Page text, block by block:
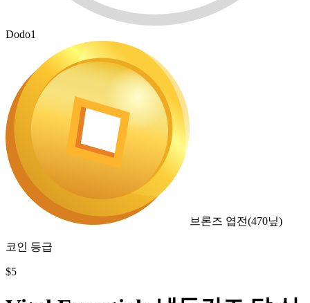
Dodo1
브론즈 엽전(470닢)
코인 등급
$5